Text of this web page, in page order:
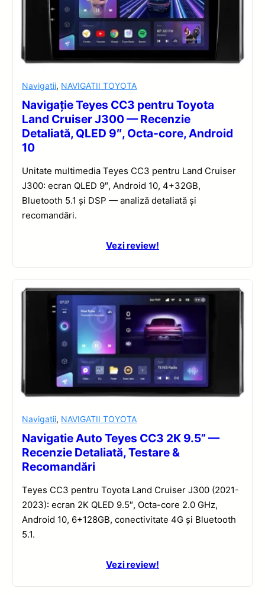
Navigatii, NAVIGATII TOYOTA
Navigație Teyes CC3 pentru Toyota
Land Cruiser J300 — Recenzie
Detaliată, QLED 9″, Octa-core, Android
10
Unitate multimedia Teyes CC3 pentru Land Cruiser
J300: ecran QLED 9″, Android 10, 4+32GB,
Bluetooth 5.1 și DSP — analiză detaliată și
recomandări.
Vezi review!
Navigatii, NAVIGATII TOYOTA
Navigatie Auto Teyes CC3 2K 9.5” —
Recenzie Detaliată, Testare &
Recomandări
Teyes CC3 pentru Toyota Land Cruiser J300 (2021-
2023): ecran 2K QLED 9.5″, Octa-core 2.0 GHz,
Android 10, 6+128GB, conectivitate 4G și Bluetooth
5.1.
Vezi review!